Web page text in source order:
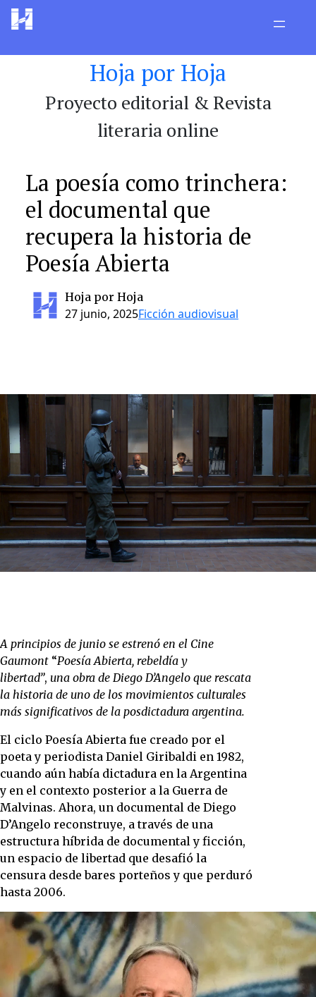
Saltar
Hoja por Hoja
Proyecto editorial & Revista
literaria online
La poesía como trinchera:
el documental que
recupera la historia de
Poesía Abierta
Hoja por Hoja
27 junio, 2025Ficción audiovisual
A principios de junio se estrenó en el Cine
Gaumont “Poesía Abierta, rebeldía y
libertad”, una obra de Diego D’Angelo que rescata
la historia de uno de los movimientos culturales
más significativos de la posdictadura argentina.
El ciclo Poesía Abierta fue creado por el
poeta y periodista Daniel Giribaldi en 1982,
cuando aún había dictadura en la Argentina
y en el contexto posterior a la Guerra de
Malvinas. Ahora, un documental de Diego
D’Angelo reconstruye, a través de una
estructura híbrida de documental y ficción,
un espacio de libertad que desafió la
censura desde bares porteños y que perduró
hasta 2006.